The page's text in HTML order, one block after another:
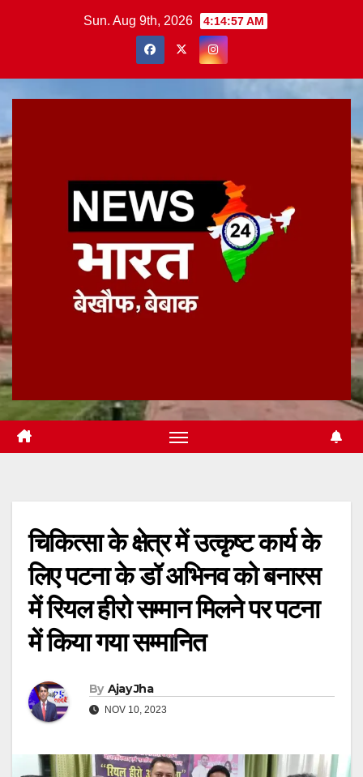
Sun. Aug 9th, 2026 4:14:57 AM
चिकित्सा के क्षेत्र में उत्कृष्ट कार्य के
लिए पटना के डॉ अभिनव को बनारस
में रियल हीरो सम्मान मिलने पर पटना
में किया गया सम्मानित
By Ajay Jha
NOV 10, 2023